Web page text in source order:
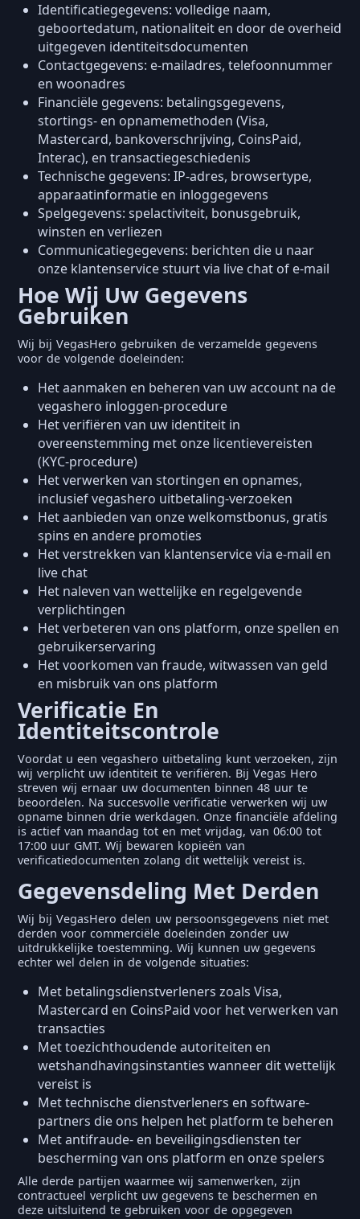
Identificatiegegevens: volledige naam,
geboortedatum, nationaliteit en door de overheid
uitgegeven identiteitsdocumenten
Contactgegevens: e-mailadres, telefoonnummer
en woonadres
Financiële gegevens: betalingsgegevens,
stortings- en opnamemethoden (Visa,
Mastercard, bankoverschrijving, CoinsPaid,
Interac), en transactiegeschiedenis
Technische gegevens: IP-adres, browsertype,
apparaatinformatie en inloggegevens
Spelgegevens: spelactiviteit, bonusgebruik,
winsten en verliezen
Communicatiegegevens: berichten die u naar
onze klantenservice stuurt via live chat of e-mail
Hoe Wij Uw Gegevens
Gebruiken
Wij bij VegasHero gebruiken de verzamelde gegevens
voor de volgende doeleinden:
Het aanmaken en beheren van uw account na de
vegashero inloggen-procedure
Het verifiëren van uw identiteit in
overeenstemming met onze licentievereisten
(KYC-procedure)
Het verwerken van stortingen en opnames,
inclusief vegashero uitbetaling-verzoeken
Het aanbieden van onze welkomstbonus, gratis
spins en andere promoties
Het verstrekken van klantenservice via e-mail en
live chat
Het naleven van wettelijke en regelgevende
verplichtingen
Het verbeteren van ons platform, onze spellen en
gebruikerservaring
Het voorkomen van fraude, witwassen van geld
en misbruik van ons platform
Verificatie En
Identiteitscontrole
Voordat u een vegashero uitbetaling kunt verzoeken, zijn
wij verplicht uw identiteit te verifiëren. Bij Vegas Hero
streven wij ernaar uw documenten binnen 48 uur te
beoordelen. Na succesvolle verificatie verwerken wij uw
opname binnen drie werkdagen. Onze financiële afdeling
is actief van maandag tot en met vrijdag, van 06:00 tot
17:00 uur GMT. Wij bewaren kopieën van
verificatiedocumenten zolang dit wettelijk vereist is.
Gegevensdeling Met Derden
Wij bij VegasHero delen uw persoonsgegevens niet met
derden voor commerciële doeleinden zonder uw
uitdrukkelijke toestemming. Wij kunnen uw gegevens
echter wel delen in de volgende situaties:
Met betalingsdienstverleners zoals Visa,
Mastercard en CoinsPaid voor het verwerken van
transacties
Met toezichthoudende autoriteiten en
wetshandhavingsinstanties wanneer dit wettelijk
vereist is
Met technische dienstverleners en software-
partners die ons helpen het platform te beheren
Met antifraude- en beveiligingsdiensten ter
bescherming van ons platform en onze spelers
Alle derde partijen waarmee wij samenwerken, zijn
contractueel verplicht uw gegevens te beschermen en
deze uitsluitend te gebruiken voor de opgegeven